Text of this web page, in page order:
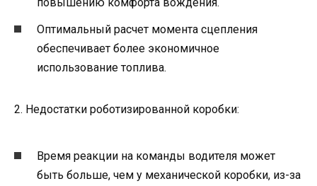
Оптимальный расчет момента сцепления
обеспечивает более экономичное
использование топлива.
2. Недостатки роботизированной коробки:
Время реакции на команды водителя может
быть больше, чем у механической коробки, из-за